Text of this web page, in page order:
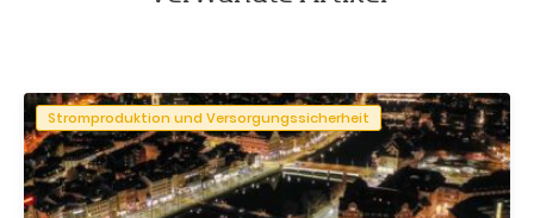
Stromproduktion und Versorgungssicherheit